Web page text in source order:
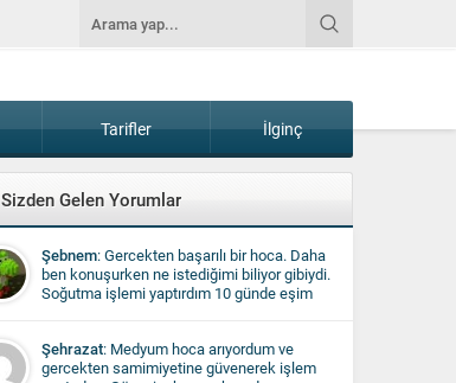
Tarifler İlginç
Sizden Gelen Yorumlar
Şebnem: Gercekten başarılı bir hoca. Daha
ben konuşurken ne istediğimi biliyor gibiydi.
Soğutma işlemi yaptırdım 10 günde eşim
öneriyorum. Medyum Dilay hoca harika bir
insna.
Şehrazat: Medyum hoca arıyordum ve
gercekten samimiyetine güvenerek işlem